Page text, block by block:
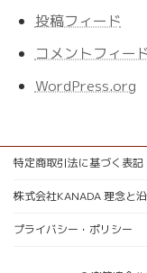
投稿フィード
コメントフィー
WordPress.org
特定商取引法に基づく表記
株式会社KANADA 理念と
プライバシー・ポリシー